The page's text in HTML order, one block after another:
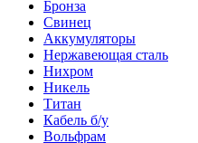
Бронза
Свинец
Аккумуляторы
Нержавеющая сталь
Нихром
Никель
Титан
Кабель б/у
Вольфрам